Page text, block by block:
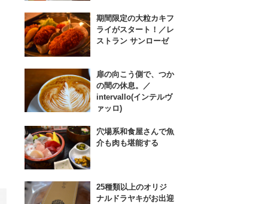
期間限定の大粒カキフ
ライがスタート！／レ
ストラン サンローゼ
扉の向こう側で、つか
の間の休息。／
intervallo(インテルヴ
ァッロ)
穴場系和食屋さんで魚
介も肉も堪能する
25種類以上のオリジ
ナルドラヤキがお出迎